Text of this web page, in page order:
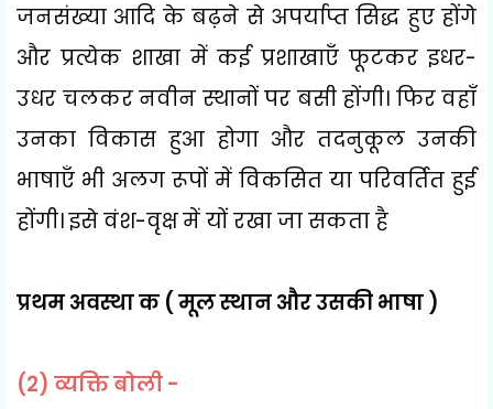
जनसंख्या आदि के बढ़ने से अपर्याप्त सिद्ध हुए होंगे
और प्रत्येक शाखा में कई प्रशाखाएँ फूटकर इधर-
उधर चलकर नवीन स्थानों पर बसी होंगी। फिर वहाँ
उनका विकास हुआ होगा और तदनुकूल उनकी
भाषाएँ भी अलग रूपों में विकसित या परिवर्तित हुई
होंगी। इसे वंश-वृक्ष में यों रखा जा सकता है
प्रथम अवस्था क ( मूल स्थान और उसकी भाषा )
(2) व्यक्ति बोली -